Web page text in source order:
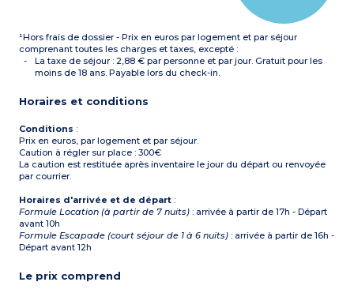
¹Hors frais de dossier - Prix en euros par logement et par séjour
comprenant toutes les charges et taxes, excepté :
La taxe de séjour : 2,88 € par personne et par jour. Gratuit pour les
moins de 18 ans. Payable lors du check-in.
Horaires et conditions
Conditions :
Prix en euros, par logement et par séjour.
Caution à régler sur place : 300€
La caution est restituée après inventaire le jour du départ ou renvoyée
par courrier.
Horaires d'arrivée et de départ :
Formule Location (à partir de 7 nuits) : arrivée à partir de 17h - Départ
avant 10h
Formule Escapade (court séjour de 1 à 6 nuits) : arrivée à partir de 16h -
Départ avant 12h
Le prix comprend